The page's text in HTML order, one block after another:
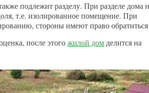
подлежит разделу. При разделе дома
т.е. изолированное помещение. При
стороны имеют право обратиться
после этогожилой дом делится на